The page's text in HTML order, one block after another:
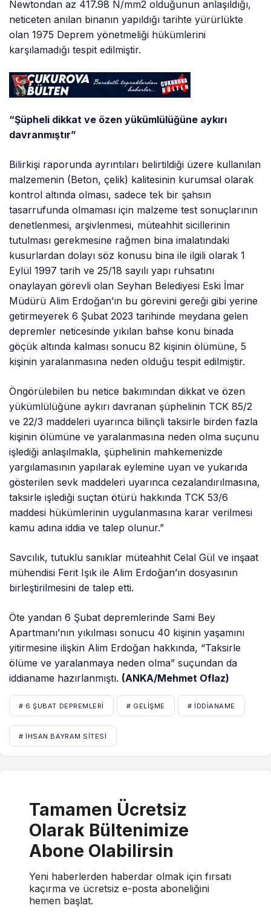
Newtondan az 417.98 N/mm2 olduğunun anlaşıldığı,
neticeten anılan binanın yapıldığı tarihte yürürlükte
olan 1975 Deprem yönetmeliği hükümlerini
karşılamadığı tespit edilmiştir.
“Şüpheli dikkat ve özen yükümlülüğüne aykırı
davranmıştır”
Bilirkişi raporunda ayrıntıları belirtildiği üzere kullanılan
malzemenin (Beton, çelik) kalitesinin kurumsal olarak
kontrol altında olması, sadece tek bir şahsın
tasarrufunda olmaması için malzeme test sonuçlarının
denetlenmesi, arşivlenmesi, müteahhit sicillerinin
tutulması gerekmesine rağmen bina imalatındaki
kusurlardan dolayı söz konusu bina ile ilgili olarak 1
Eylül 1997 tarih ve 25/18 sayılı yapı ruhsatını
onaylayan görevli olan Seyhan Belediyesi Eski İmar
Müdürü Alim Erdoğan’ın bu görevini gereği gibi yerine
getirmeyerek 6 Şubat 2023 tarihinde meydana gelen
depremler neticesinde yıkılan bahse konu binada
göçük altında kalması sonucu 82 kişinin ölümüne, 5
kişinin yaralanmasına neden olduğu tespit edilmiştir.
Öngörülebilen bu netice bakımından dikkat ve özen
yükümlülüğüne aykırı davranan şüphelinin TCK 85/2
ve 22/3 maddeleri uyarınca bilinçli taksirle birden fazla
kişinin ölümüne ve yaralanmasına neden olma suçunu
işlediği anlaşılmakla, şüphelinin mahkemenizde
yargılamasının yapılarak eylemine uyan ve yukarıda
gösterilen sevk maddeleri uyarınca cezalandırılmasına,
taksirle işlediği suçtan ötürü hakkında TCK 53/6
maddesi hükümlerinin uygulanmasına karar verilmesi
kamu adına iddia ve talep olunur.”
Savcılık, tutuklu sanıklar müteahhit Celal Gül ve inşaat
mühendisi Ferit Işık ile Alim Erdoğan’ın dosyasının
birleştirilmesini de talep etti.
Öte yandan 6 Şubat depremlerinde Sami Bey
Apartmanı’nın yıkılması sonucu 40 kişinin yaşamını
yitirmesine ilişkin Alim Erdoğan hakkında, “Taksirle
ölüme ve yaralanmaya neden olma” suçundan da
iddianame hazırlanmıştı. (ANKA/Mehmet Oflaz)
# 6 ŞUBAT DEPREMLERI # GELIŞME # IDDIANAME
# İHSAN BAYRAM SITESI
Tamamen Ücretsiz
Olarak Bültenimize
Abone Olabilirsin
Yeni haberlerden haberdar olmak için fırsatı
kaçırma ve ücretsiz e-posta aboneliğini
hemen başlat.